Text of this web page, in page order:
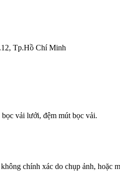
Tp.Hồ Chí Minh
vải lưới, đệm mút bọc vải.
chính xác do chụp ảnh, hoặc